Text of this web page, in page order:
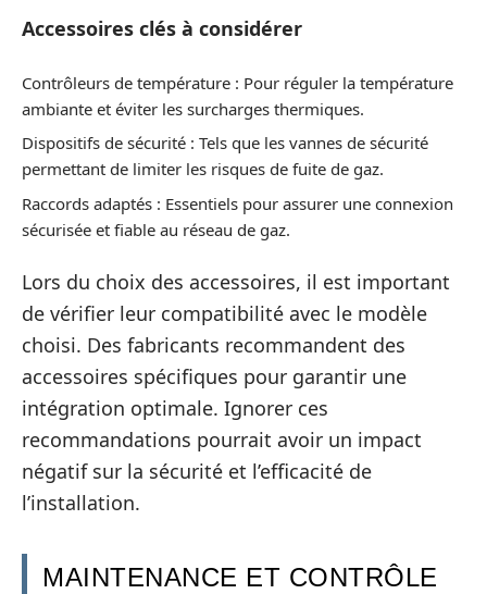
Accessoires clés à considérer
Contrôleurs de température : Pour réguler la température
ambiante et éviter les surcharges thermiques.
Dispositifs de sécurité : Tels que les vannes de sécurité
permettant de limiter les risques de fuite de gaz.
Raccords adaptés : Essentiels pour assurer une connexion
sécurisée et fiable au réseau de gaz.
Lors du choix des accessoires, il est important
de vérifier leur compatibilité avec le modèle
choisi. Des fabricants recommandent des
accessoires spécifiques pour garantir une
intégration optimale. Ignorer ces
recommandations pourrait avoir un impact
négatif sur la sécurité et l’efficacité de
l’installation.
MAINTENANCE ET CONTRÔLE